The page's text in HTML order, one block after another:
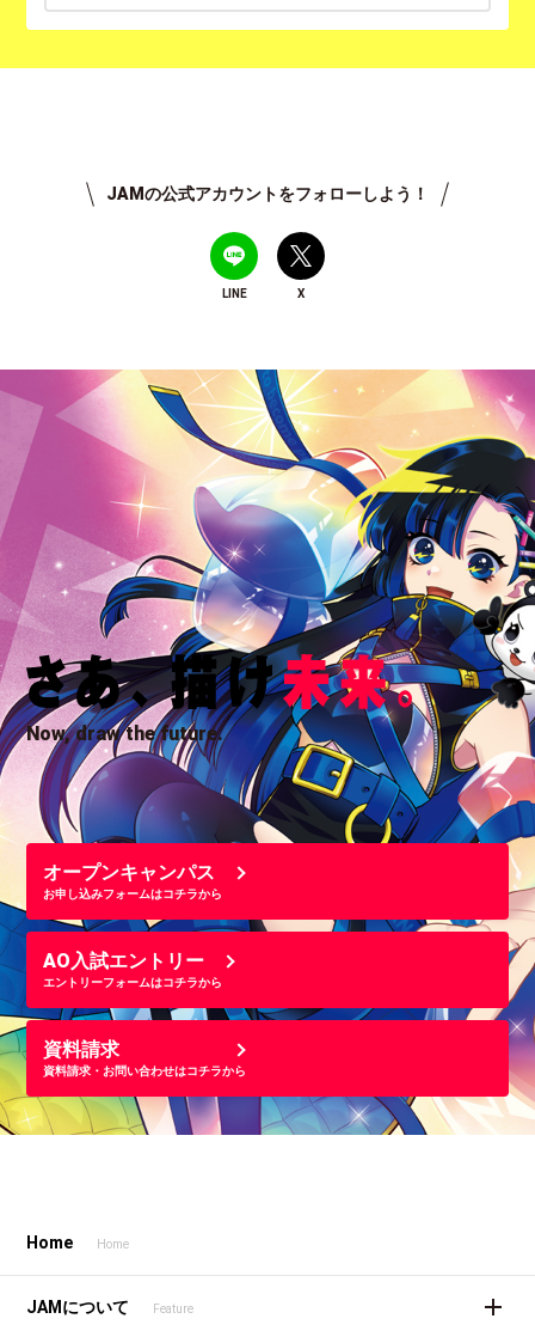
JAMの公式アカウントをフォローしよう！
LINE X
Now, draw the future.
オープンキャンパス
お申し込みフォームはコチラから
AO入試エントリー
エントリーフォームはコチラから
資料請求
資料請求・お問い合わせはコチラから
Home Home
JAMについて Feature